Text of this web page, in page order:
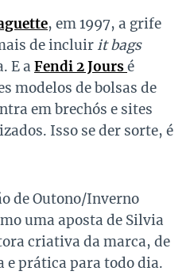
, em 1997, a grife
de incluirit bags
E a Fendi 2 Joursé
modelos de bolsas de
em brechós e sites
Isso se der sorte, é
de Outono/Inverno
uma aposta de Silvia
criativa da marca, de
prática para todo dia.